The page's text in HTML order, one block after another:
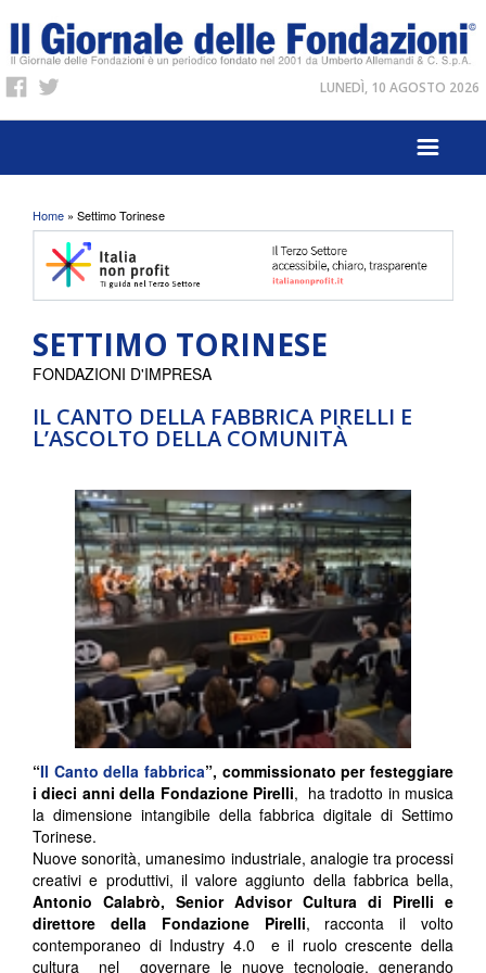
LUNEDÌ, 10 AGOSTO 2026
Tu sei qui
Home » Settimo Torinese
SETTIMO TORINESE
IL CANTO DELLA FABBRICA PIRELLI E
L’ASCOLTO DELLA COMUNITÀ
FONDAZIONI D'IMPRESA
“Il Canto della fabbrica”, commissionato per festeggiare
i dieci anni della Fondazione Pirelli, ha tradotto in musica
la dimensione intangibile della fabbrica digitale di Settimo
Torinese.
Nuove sonorità, umanesimo industriale, analogie tra processi
creativi e produttivi, il valore aggiunto della fabbrica bella,
Antonio Calabrò, Senior Advisor Cultura di Pirelli e
direttore della Fondazione Pirelli, racconta il volto
contemporaneo di Industry 4.0 e il ruolo crescente della
cultura nel governare le nuove tecnologie, generando